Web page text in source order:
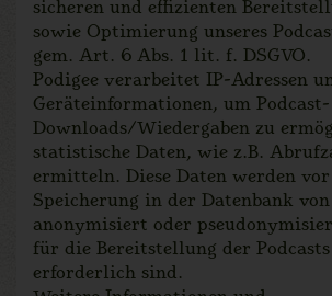
sicheren und effizienten
sowie Optimierung unseres
gem. Art. 6 Abs. 1 lit. f. DSGVO.
Podigee verarbeitet IP-Adressen
Geräteinformationen, um Podcast-
Downloads/Wiedergaben zu
statistische Daten, wie z.B.
ermitteln. Diese Daten werden
Speicherung in der Datenbank von
anonymisiert oder
für die Bereitstellung der
erforderlich sind.